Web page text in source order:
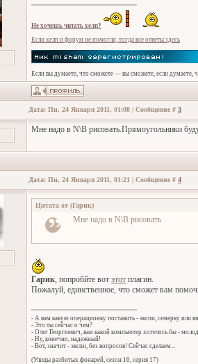
Не хочешь читать хелп?
Если хелп и форум не помогли, тогда все ответы здесь
Если вы думаете, что сможете — вы сможете, если думаете,
Дата: Пн, 24 Января 2011, 01:08 | Сообщение # 3
Мне надо в N\B рисовать.Прямоугольники
Дата: Пн, 24 Января 2011, 01:21 | Сообщение # 4
Цитата от (Гарик)
Мне надо в N\B рисовать
Гарик, попробйте вот этот плагин.
Пожалуй, единственное, что сможет вам
- А вам какую операционку поставить - экспи, семерку или
- Это ты сейчас о чем?
- Олег Георгиевич, вам какой компьютер хотелось бы -
- Ну, конечно, надежный!
- Вот, значит - экспи, без вопросов! Сейчас сделаем...
(Улицы разбитых фонарей, сезон 10, серия 17)